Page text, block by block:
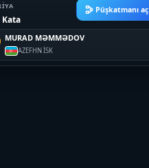
Kata
Püşkatmanı aç
MURAD MƏMMƏDOV
AZEFHN İSK